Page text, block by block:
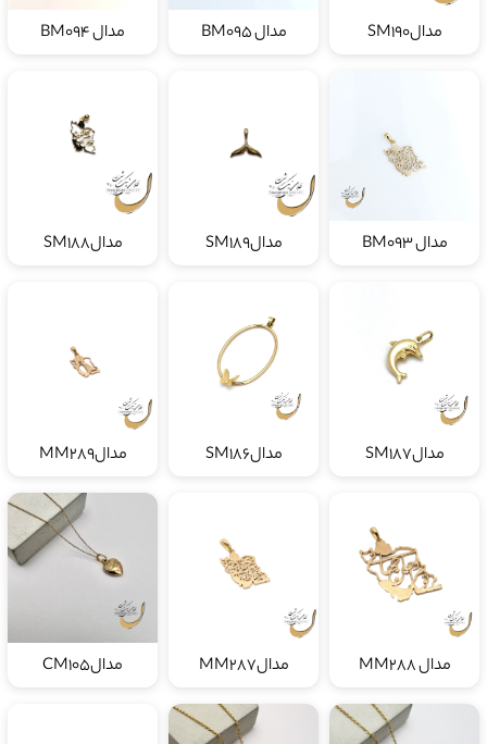
مدالSM190 مدال BM095 مدال BM094
مدال BM093 مدالSM189 مدالSM188
مدالSM187 مدالSM186 مدالMM289
مدال MM288 مدالMM287 مدالCM105